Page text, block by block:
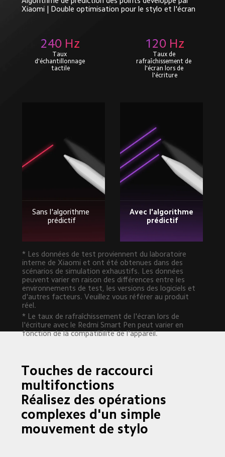
Xiaomi | Double optimisation pour le stylo et l'écran
240 Hz
Taux
d'échantillonnage
tactile
120 Hz
Taux de
rafraîchissement de
l'écran lors de
l'écriture
Sans l'algorithme
prédictif
Avec l'algorithme
prédictif
* Les données de test proviennent du laboratoire
interne de Xiaomi et ont été obtenues dans des
scénarios de simulation exhaustifs. Les données
peuvent varier en raison des différences entre les
environnements de test, les versions des logiciels et
d'autres facteurs. Veuillez vous référer au produit
réel.
* Le taux de rafraîchissement de l'écran lors de
l'écriture avec le Redmi Smart Pen peut varier en
fonction de la compatibilité de l'appareil.
Touches de raccourci
multifonctions
Réalisez des opérations
complexes d'un simple
mouvement de stylo